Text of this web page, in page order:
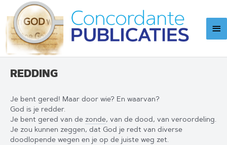
naar
de
inhoud
REDDING
Je bent gered! Maar door wie? En waarvan?
God is je redder.
Je bent gered van de zonde, van de dood, van veroordeling.
Je zou kunnen zeggen, dat God je redt van diverse
doodlopende wegen en je op de juiste weg zet.